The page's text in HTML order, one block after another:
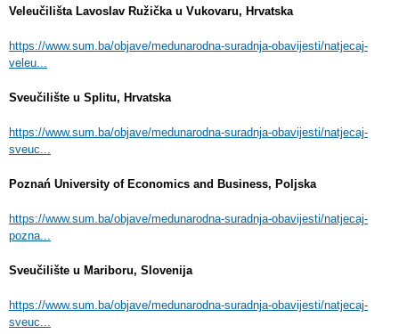
Veleučilišta Lavoslav Ružička u Vukovaru, Hrvatska
https://www.sum.ba/objave/medunarodna-suradnja-obavijesti/natjecaj-
veleu...
Sveučilište u Splitu, Hrvatska
https://www.sum.ba/objave/medunarodna-suradnja-obavijesti/natjecaj-
sveuc...
Poznań University of Economics and Business, Poljska
https://www.sum.ba/objave/medunarodna-suradnja-obavijesti/natjecaj-
pozna...
Sveučilište u Mariboru, Slovenija
https://www.sum.ba/objave/medunarodna-suradnja-obavijesti/natjecaj-
sveuc...